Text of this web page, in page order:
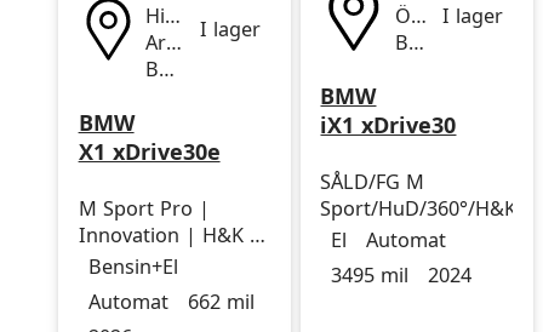
Hisingen
Aröd
BMW
I lager
BMW
X1 xDrive30e
M Sport Pro |
Innovation | H&K |
360° | Drag
Drivmedel
Bensin+El
Drivmedel
Automat
Miltal
662 mil
årsmodell
Örebro
BMW
I lager
BMW
iX1 xDrive30
SÅLD/FG M
Sport/HuD/360°/H&K/
Drivmedel
El
Drivmedel
Automat
Miltal
3495 mil
årsmodell
2024